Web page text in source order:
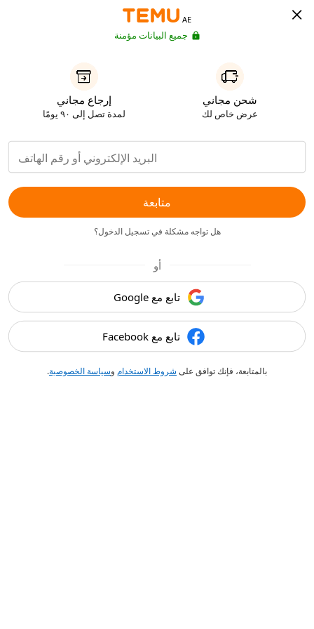
AE
جميع البيانات مؤمنة
شحن مجاني
عرض خاص لك
إرجاع مجاني
لمدة تصل إلى ٩٠ يومًا
متابعة
هل تواجه مشكلة في تسجيل الدخول؟
أو
تابع مع Google
تابع مع Facebook
بالمتابعة، فإنك توافق على شروط الاستخدام وسياسة الخصوصية.